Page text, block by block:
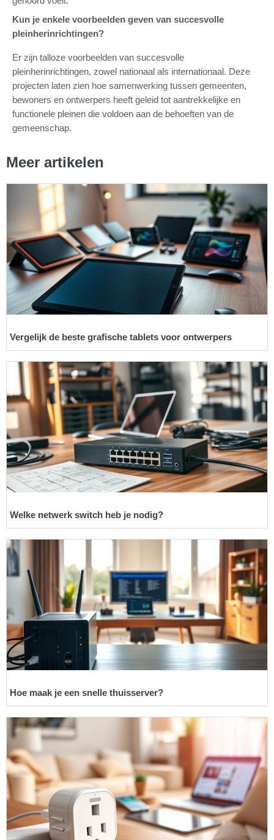
Kun je enkele voorbeelden geven van succesvolle
pleinherinrichtingen?
Er zijn talloze voorbeelden van succesvolle
pleinherinrichtingen, zowel nationaal als internationaal. Deze
projecten laten zien hoe samenwerking tussen gemeenten,
bewoners en ontwerpers heeft geleid tot aantrekkelijke en
functionele pleinen die voldoen aan de behoeften van de
gemeenschap.
Meer artikelen
Vergelijk de beste grafische tablets voor ontwerpers
Welke netwerk switch heb je nodig?
Hoe maak je een snelle thuisserver?